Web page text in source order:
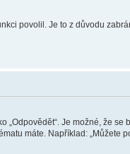
povolil. Je to z důvodu
Je možné, že
máte. Například: „Můžete